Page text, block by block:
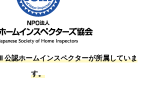
公認ホームインスペクターが所属していま
す。